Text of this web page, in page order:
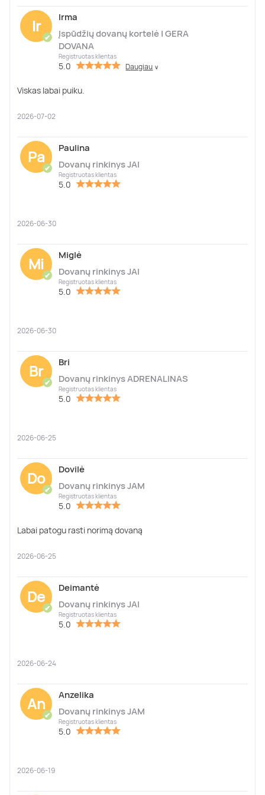
Ir
✔
Irma
Įspūdžių dovanų kortelė | GERA
DOVANA
Registruotas klientas
5.0 Daugiau ∨
Viskas labai puiku.
2026-07-02
Pa
✔
Paulina
Dovanų rinkinys JAI
Registruotas klientas
5.0
2026-06-30
Mi
✔
Miglė
Dovanų rinkinys JAI
Registruotas klientas
5.0
2026-06-30
Br
✔
Bri
Dovanų rinkinys ADRENALINAS
Registruotas klientas
5.0
2026-06-25
Do
✔
Dovilė
Dovanų rinkinys JAM
Registruotas klientas
5.0
Labai patogu rasti norimą dovaną
2026-06-25
De
✔
Deimantė
Dovanų rinkinys JAI
Registruotas klientas
5.0
2026-06-24
An
✔
Anzelika
Dovanų rinkinys JAM
Registruotas klientas
5.0
2026-06-19